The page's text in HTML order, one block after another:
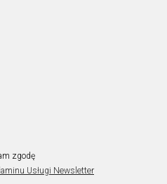
zgodę
Usługi Newsletter